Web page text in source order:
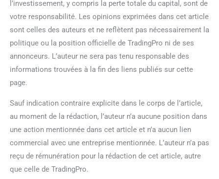
l’investissement, y compris la perte totale du capital, sont de
votre responsabilité. Les opinions exprimées dans cet article
sont celles des auteurs et ne reflètent pas nécessairement la
politique ou la position officielle de TradingPro ni de ses
annonceurs. L’auteur ne sera pas tenu responsable des
informations trouvées à la fin des liens publiés sur cette
page.
Sauf indication contraire explicite dans le corps de l’article,
au moment de la rédaction, l’auteur n’a aucune position dans
une action mentionnée dans cet article et n’a aucun lien
commercial avec une entreprise mentionnée. L’auteur n’a pas
reçu de rémunération pour la rédaction de cet article, autre
que celle de TradingPro.